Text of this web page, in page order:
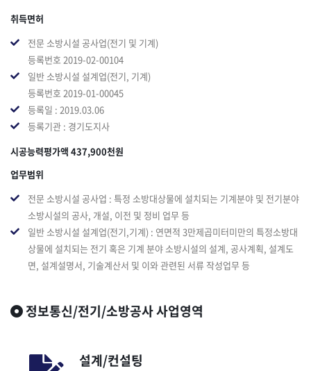
취득면허
전문 소방시설 공사업(전기 및 기계)
등록번호 2019-02-00104
일반 소방시설 설계업(전기, 기계)
등록번호 2019-01-00045
등록일 : 2019.03.06
등록기관 : 경기도지사
시공능력평가액 437,900천원
업무범위
전문 소방시설 공사업 : 특정 소방대상물에 설치되는 기계분야 및 전기분야
소방시설의 공사, 개설, 이전 및 정비 업무 등
일반 소방시설 설계업(전기,기계) : 연면적 3만제곱미터미만의 특정소방대
상물에 설치되는 전기 혹은 기계 분야 소방시설의 설계, 공사계획, 설계도
면, 설계설명서, 기술계산서 및 이와 관련된 서류 작성업무 등
정보통신/전기/소방공사 사업영역
설계/컨설팅